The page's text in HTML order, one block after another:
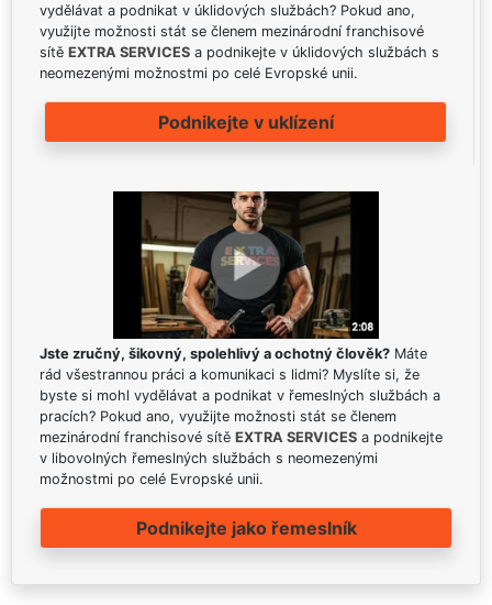
vydělávat a podnikat v úklidových službách? Pokud ano,
využijte možnosti stát se členem mezinárodní franchisové
sítě EXTRA SERVICES a podnikejte v úklidových službách s
neomezenými možnostmi po celé Evropské unii.
Podnikejte v uklízení
Jste zručný, šikovný, spolehlivý a ochotný člověk? Máte
rád všestrannou práci a komunikaci s lidmi? Myslíte si, že
byste si mohl vydělávat a podnikat v řemeslných službách a
pracích? Pokud ano, využijte možnosti stát se členem
mezinárodní franchisové sítě EXTRA SERVICES a podnikejte
v libovolných řemeslných službách s neomezenými
možnostmi po celé Evropské unii.
Podnikejte jako řemeslník